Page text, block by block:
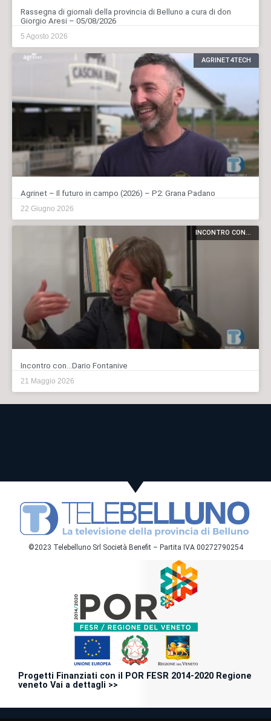
Rassegna di giornali della provincia di Belluno a cura di don
Giorgio Aresi – 05/08/2026
5 Agosto 2026
AGRINET4TECH
Agrinet – Il futuro in campo (2026) – P2: Grana Padano
22 Giugno 2026
INCONTRO CON...
Incontro con…Dario Fontanive
21 Maggio 2026
©2023 Telebelluno Srl Società Benefit – Partita IVA 00272790254
Progetti Finanziati con il POR FESR 2014-2020 Regione
veneto Vai a dettagli >>